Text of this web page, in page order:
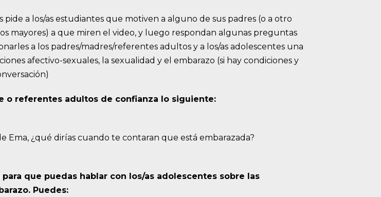
a los/as estudiantes que motiven a alguno de sus padres (o a otro
mayores) a que miren el video, y luego respondan algunas preguntas
a los padres/madres/referentes adultos y a los/as adolescentes una
afectivo-sexuales, la sexualidad y el embarazo (si hay condiciones y
o referentes adultos de confianza lo siguiente:
¿qué dirías cuando te contaran que está embarazada?
que puedas hablar con los/as adolescentes sobre las
Puedes: